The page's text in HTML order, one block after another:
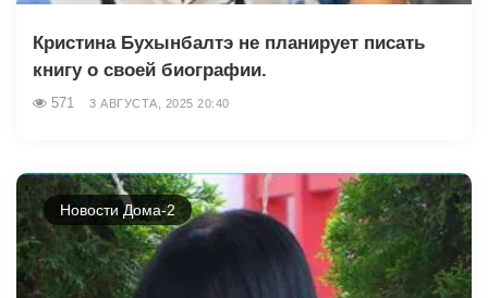
Кристина Бухынбалтэ не планирует писать
книгу о своей биографии.
571 3 АВГУСТА, 2025 20:40
Новости Дома-2